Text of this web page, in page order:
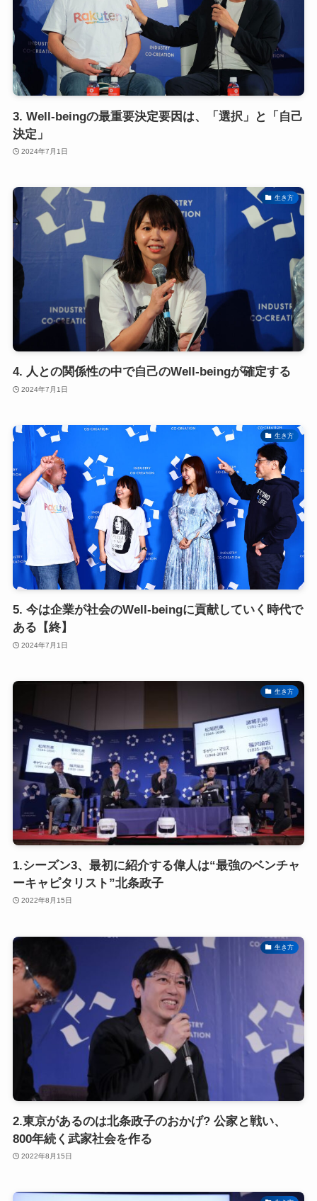
3. Well-beingの最重要決定要因は、「選択」と「自己
決定」
2024年7月1日
生き方
4. 人との関係性の中で自己のWell-beingが確定する
2024年7月1日
生き方
5. 今は企業が社会のWell-beingに貢献していく時代で
ある【終】
2024年7月1日
生き方
1.シーズン3、最初に紹介する偉人は“最強のベンチャ
ーキャピタリスト”北条政子
2022年8月15日
生き方
2.東京があるのは北条政子のおかげ? 公家と戦い、
800年続く武家社会を作る
2022年8月15日